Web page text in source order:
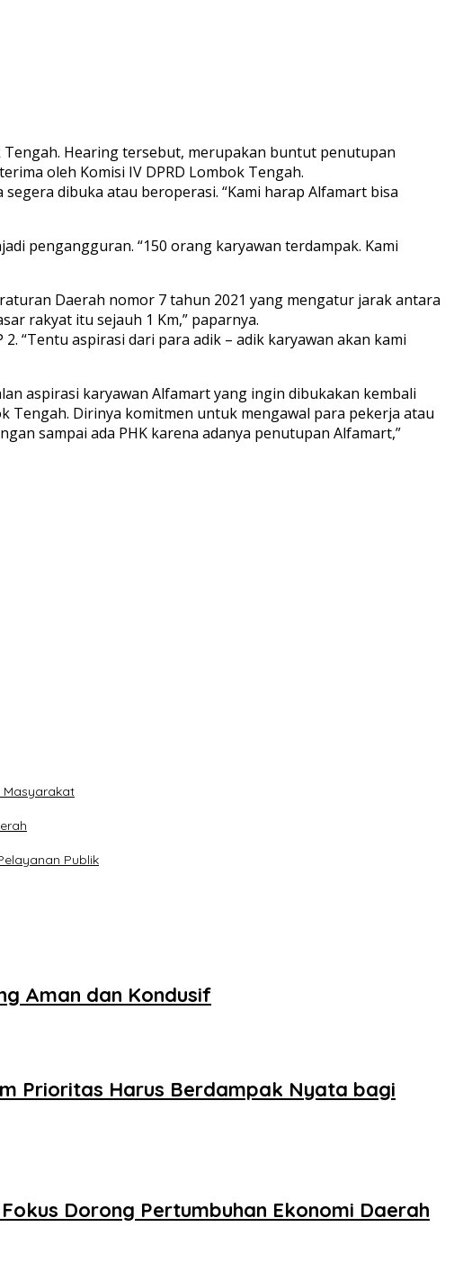
Hearing tersebut, merupakan buntut penutupan
oleh Komisi IV DPRD Lombok Tengah.
dibuka atau beroperasi. “Kami harap Alfamart bisa
pengangguran. “150 orang karyawan terdampak. Kami
Daerah nomor 7 tahun 2021 yang mengatur jarak antara
rakyat itu sejauh 1 Km,” paparnya.
“Tentu aspirasi dari para adik – adik karyawan akan kami
aspirasi karyawan Alfamart yang ingin dibukakan kembali
Tengah. Dirinya komitmen untuk mengawal para pekerja atau
sampai ada PHK karena adanya penutupan Alfamart,”
Masyarakat
Publik
Aman dan Kondusif
Prioritas Harus Berdampak Nyata bagi
Dorong Pertumbuhan Ekonomi Daerah